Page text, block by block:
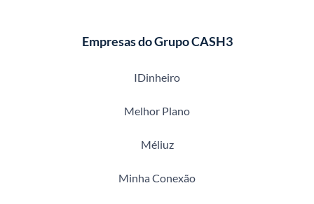
Empresas do Grupo CASH3
IDinheiro
Melhor Plano
Méliuz
Minha Conexão